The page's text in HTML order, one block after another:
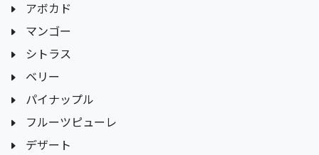
アボカド
マンゴー
シトラス
ベリー
パイナップル
フルーツピューレ
デザート